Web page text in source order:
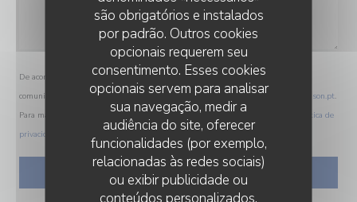
são obrigatórios e instalados
por padrão. Outros cookies
opcionais requerem seu
consentimento. Esses cookies
opcionais servem para analisar
sua navegação, medir a
audiência do site, oferecer
funcionalidades (por exemplo,
relacionadas às redes sociais)
ou exibir publicidade ou
De acordo com a legislação de proteção de dados, tem o direito de se opor a
comunicações de marketing. Pode registar-se na Lista Robinson através de
robinson.pt.
Para mais informações sobre o tratamento dos seus dados, consulte a nossa
política de
privacidade